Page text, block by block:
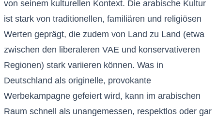
von seinem kulturellen Kontext. Die arabische Kultur
ist stark von traditionellen, familiären und religiösen
Werten geprägt, die zudem von Land zu Land (etwa
zwischen den liberaleren VAE und konservativeren
Regionen) stark variieren können. Was in
Deutschland als originelle, provokante
Werbekampagne gefeiert wird, kann im arabischen
Raum schnell als unangemessen, respektlos oder gar